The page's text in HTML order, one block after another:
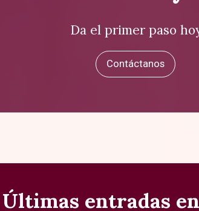
Da el primer paso
Contáctanos
Últimas entradas